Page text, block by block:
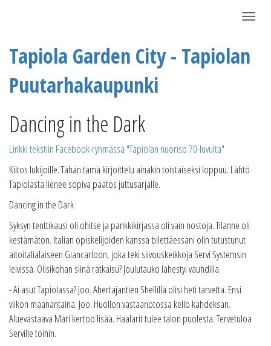
Tapiola Garden City - Tapiolan
Puutarhakaupunki
Dancing in the Dark
Linkki tekstiin Facebook-ryhmässä "Tapiolan nuoriso 70-luvulta"
Kiitos lukijoille. Tähän tämä kirjoittelu ainakin toistaiseksi loppuu. Lähtö
Tapiolasta lienee sopiva päätös juttusarjalle.
Dancing in the Dark
Syksyn tenttikausi oli ohitse ja pankkikirjassa oli vain nostoja. Tilanne oli
kestämätön. Italian opiskelijoiden kanssa bilettäessäni olin tutustunut
aitoitalialaiseen Giancarloon, joka teki siivouskeikkoja Servi Systemsin
leivissä. Olisikohan siinä ratkaisu? Joulutauko lähestyi vauhdilla.
- Ai asut Tapiolassa? Joo. Ahertajantien Shellillä olisi heti tarvetta. Ensi
viikon maanantaina. Joo. Huollon vastaanotossa kello kahdeksan.
Aluevastaava Mari kertoo lisää. Haalarit tulee talon puolesta. Tervetuloa
Serville töihin.